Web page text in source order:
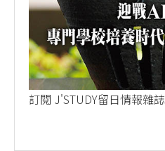
訂閱 J'STUDY留日情報雜誌